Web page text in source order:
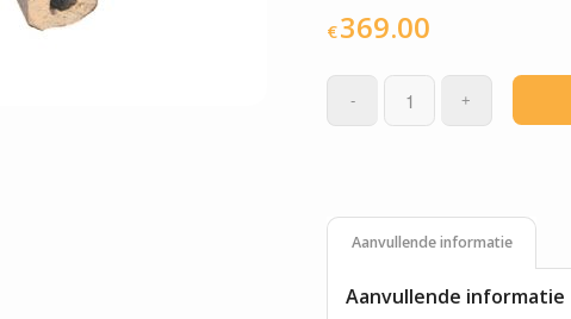
€369.00
Aanvullende informatie
Aanvullende informatie